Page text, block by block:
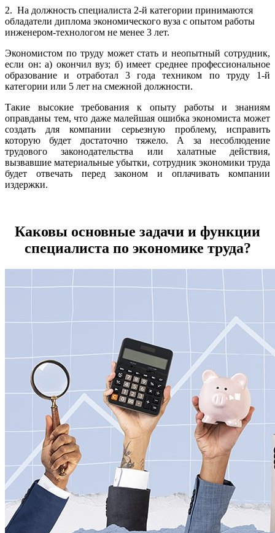
2. На должность специалиста 2-й категории принимаются
обладатели диплома экономического вуза с опытом работы
инженером-технологом не менее 3 лет.
Экономистом по труду может стать и неопытный сотрудник,
если он: а) окончил вуз; б) имеет среднее профессиональное
образование и отработал 3 года техником по труду 1-й
категории или 5 лет на смежной должности.
Такие высокие требования к опыту работы и знаниям
оправданы тем, что даже малейшая ошибка экономиста может
создать для компании серьезную проблему, исправить
которую будет достаточно тяжело. А за несоблюдение
трудового законодательства или халатные действия,
вызвавшие материальные убытки, сотрудник экономики труда
будет отвечать перед законом и оплачивать компании
издержки.
Каковы основные задачи и функции
специалиста по экономике труда?